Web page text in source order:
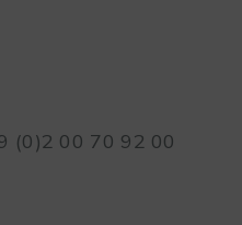
(0)2 00 70 92 00